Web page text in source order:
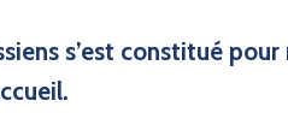
s’est constitué